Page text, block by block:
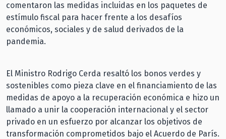
comentaron las medidas incluidas en los paquetes de
estímulo fiscal para hacer frente a los desafíos
económicos, sociales y de salud derivados de la
pandemia.
El Ministro Rodrigo Cerda resaltó los bonos verdes y
sostenibles como pieza clave en el financiamiento de las
medidas de apoyo a la recuperación económica e hizo un
llamado a unir la cooperación internacional y el sector
privado en un esfuerzo por alcanzar los objetivos de
transformación comprometidos bajo el Acuerdo de París.